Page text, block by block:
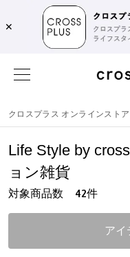
✕
クロスプラス オンラインストア
対象商品数 42件
Life Style by
ョン雑貨
アイ